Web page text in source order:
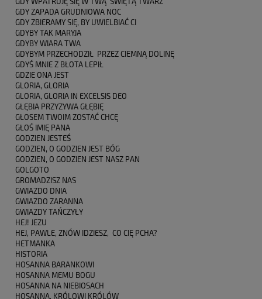
GDY ZAPADA GRUDNIOWA NOC
GDY ZBIERAMY SIĘ, BY UWIELBIAĆ CI
GDYBY TAK MARYJA
GDYBY WIARA TWA
GDYBYM PRZECHODZIŁ PRZEZ CIEMNĄ DOLINĘ
GDYŚ MNIE Z BŁOTA LEPIŁ
GDZIE ONA JEST
GLORIA, GLORIA
GLORIA, GLORIA IN EXCELSIS DEO
GŁĘBIA PRZYZYWA GŁĘBIĘ
GŁOSEM TWOIM ZOSTAĆ CHCĘ
GŁOŚ IMIĘ PANA
GODZIEN JESTEŚ
GODZIEN, O GODZIEN JEST BÓG
GODZIEN, O GODZIEN JEST NASZ PAN
GOLGOTO
GROMADZISZ NAS
GWIAZDO DNIA
GWIAZDO ZARANNA
GWIAZDY TAŃCZYŁY
HEJ! JEZU
HEJ, PAWLE, ZNÓW IDZIESZ, CO CIĘ PCHA?
HETMANKA
HISTORIA
HOSANNA BARANKOWI
HOSANNA MEMU BOGU
HOSANNA NA NIEBIOSACH
HOSANNA, KRÓLOWI KRÓLÓW